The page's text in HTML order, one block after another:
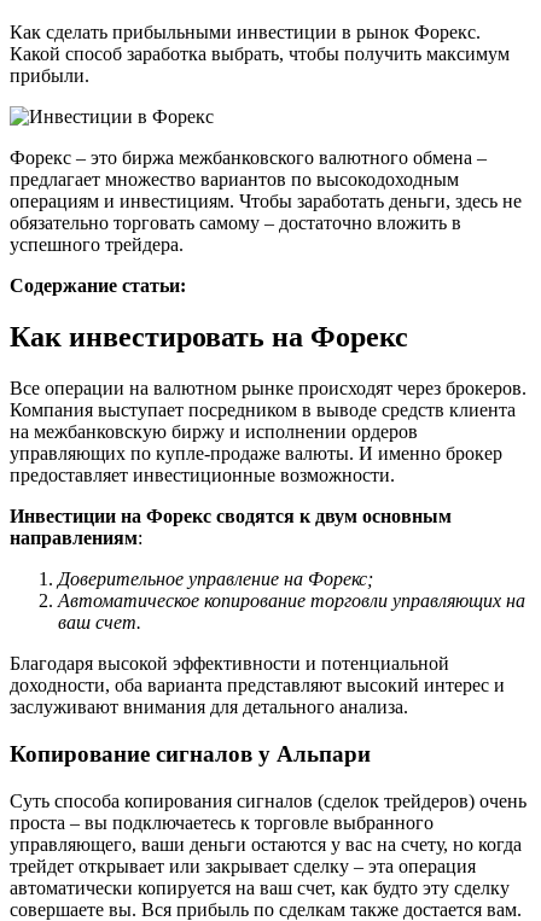
Как сделать прибыльными инвестиции в рынок Форекс.
Какой способ заработка выбрать, чтобы получить максимум
прибыли.
Форекс – это биржа межбанковского валютного обмена –
предлагает множество вариантов по высокодоходным
операциям и инвестициям. Чтобы заработать деньги, здесь не
обязательно торговать самому – достаточно вложить в
успешного трейдера.
Содержание статьи:
Как инвестировать на Форекс
Все операции на валютном рынке происходят через брокеров.
Компания выступает посредником в выводе средств клиента
на межбанковскую биржу и исполнении ордеров
управляющих по купле-продаже валюты. И именно брокер
предоставляет инвестиционные возможности.
Инвестиции на Форекс сводятся к двум основным
направлениям:
Доверительное управление на Форекс;
Автоматическое копирование торговли управляющих на
ваш счет.
Благодаря высокой эффективности и потенциальной
доходности, оба варианта представляют высокий интерес и
заслуживают внимания для детального анализа.
Копирование сигналов у Альпари
Суть способа копирования сигналов (сделок трейдеров) очень
проста – вы подключаетесь к торговле выбранного
управляющего, ваши деньги остаются у вас на счету, но когда
трейдет открывает или закрывает сделку – эта операция
автоматически копируется на ваш счет, как будто эту сделку
совершаете вы. Вся прибыль по сделкам также достается вам.